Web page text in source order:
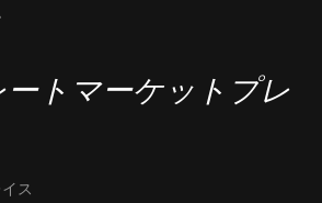
トマーケットプレ
ス